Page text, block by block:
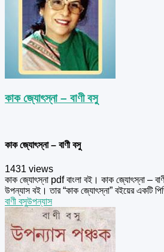
কাক জ্যোৎস্না – বাণী বসু
কাক জ্যোৎস্না – বাণী বসু
1431 views
কাক জ্যোৎস্না pdf বাংলা বই। কাক জ্যোৎস্না –
উপন্যাস বই। তার “কাক জ্যোৎস্না” বইয়ের একটি
বাণী বসুউপন্যাস